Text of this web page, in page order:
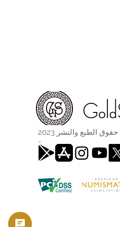
حقوق الطبع والنشر 2023
-